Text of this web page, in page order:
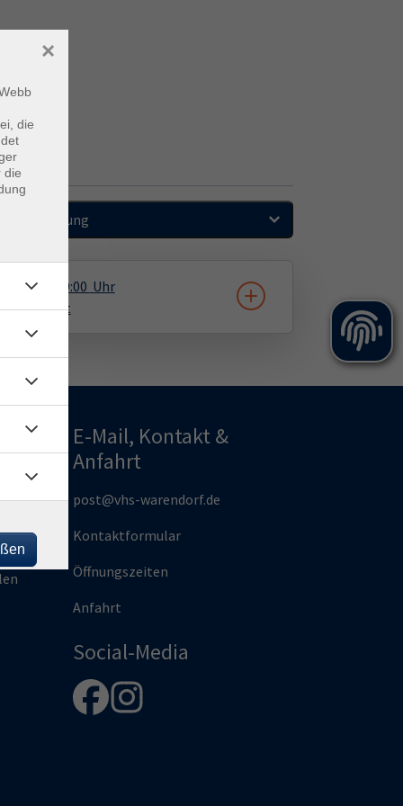
Sortierung
19:00 Uhr
|
E-Mail, Kontakt &
Anfahrt
post@vhs-warendorf.de
Kontaktformular
Öffnungszeiten
Anfahrt
Social-Media
die
die
×